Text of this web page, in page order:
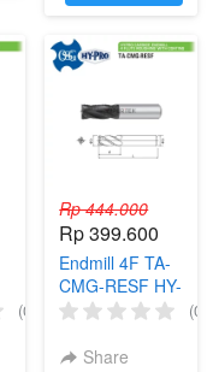
(0)
Rp 444.000
Rp 399.600
Endmill 4F TA-
CMG-RESF HY-
PRO End Mill
HRC45 Carbide
(0)
Share